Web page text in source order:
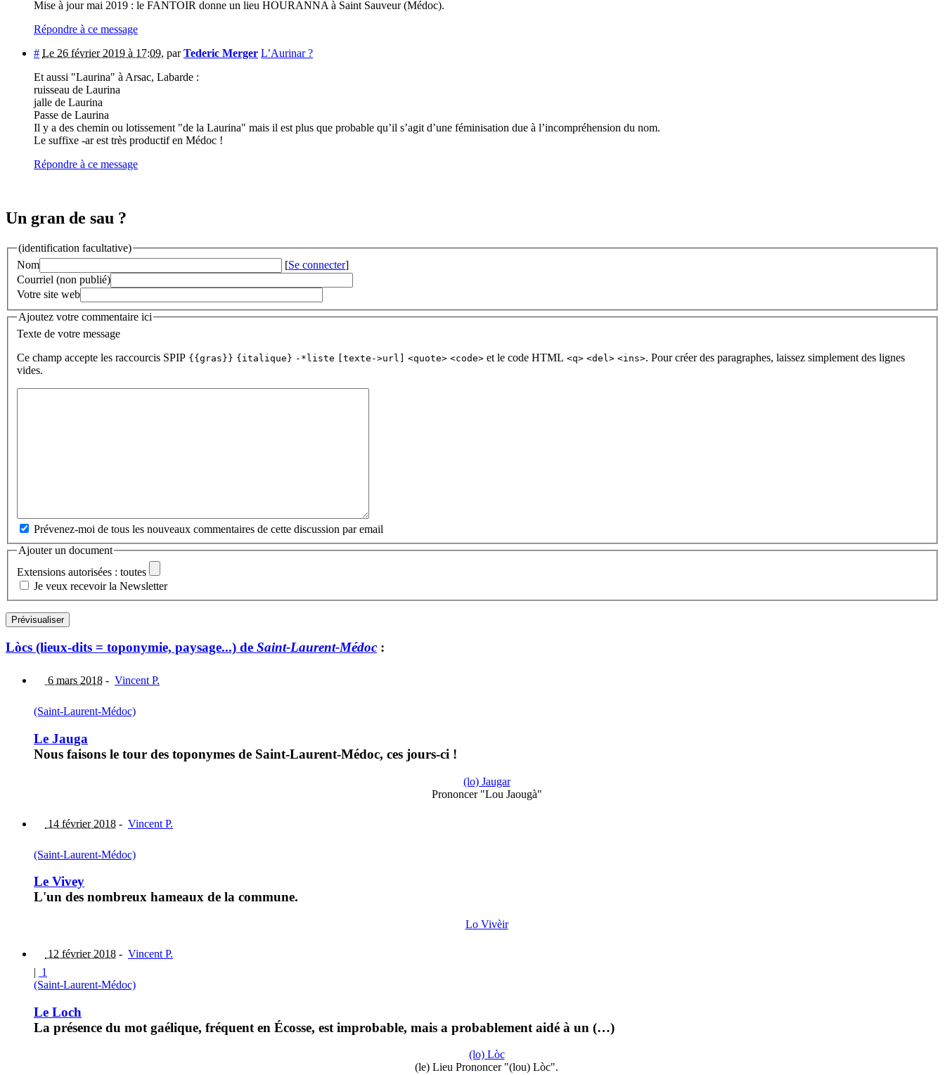
Mise à jour mai 2019 : le FANTOIR donne un lieu HOURANNA à Saint Sauveur (Médoc).
Répondre à ce message
# Le 26 février 2019 à 17:09, parTederic Merger L’Aurinar ?
Et aussi "Laurina" à Arsac, Labarde :
ruisseau de Laurina
jalle de Laurina
Passe de Laurina
Il y a des chemin ou lotissement "de la Laurina" mais il est plus que probable qu’il s’agit d’une féminisation due à l’incompréhension du nom.
Le suffixe -ar est très productif en Médoc !
Répondre à ce message
Un gran de sau ?
(identification facultative)
Nom
[Se connecter]
Courriel (non publié)
Votre site web
Ajoutez votre commentaire ici
Texte de votre message
Ce champ accepte les raccourcis SPIP {{gras}} {italique} -*liste [texte->url] <quote> <code> et le code HTML <q> <del> <ins>. Pour créer des paragraphes, laissez simplement des lignes
vides.
Prévenez-moi de tous les nouveaux commentaires de cette discussion par email
Ajouter un document
Extensions autorisées : toutes
Je veux recevoir la Newsletter
Lòcs (lieux-dits = toponymie, paysage...) de Saint-Laurent-Médoc :
6 mars 2018 - Vincent P.
(Saint-Laurent-Médoc)
Le Jauga
Nous faisons le tour des toponymes de Saint-Laurent-Médoc, ces jours-ci !
(lo) Jaugar
Prononcer "Lou Jaougà"
14 février 2018 - Vincent P.
(Saint-Laurent-Médoc)
Le Vivey
L'un des nombreux hameaux de la commune.
Lo Vivèir
12 février 2018 - Vincent P.
| 1
(Saint-Laurent-Médoc)
Le Loch
La présence du mot gaélique, fréquent en Écosse, est improbable, mais a probablement aidé à un (…)
(lo) Lòc
(le) Lieu Prononcer "(lou) Lòc".